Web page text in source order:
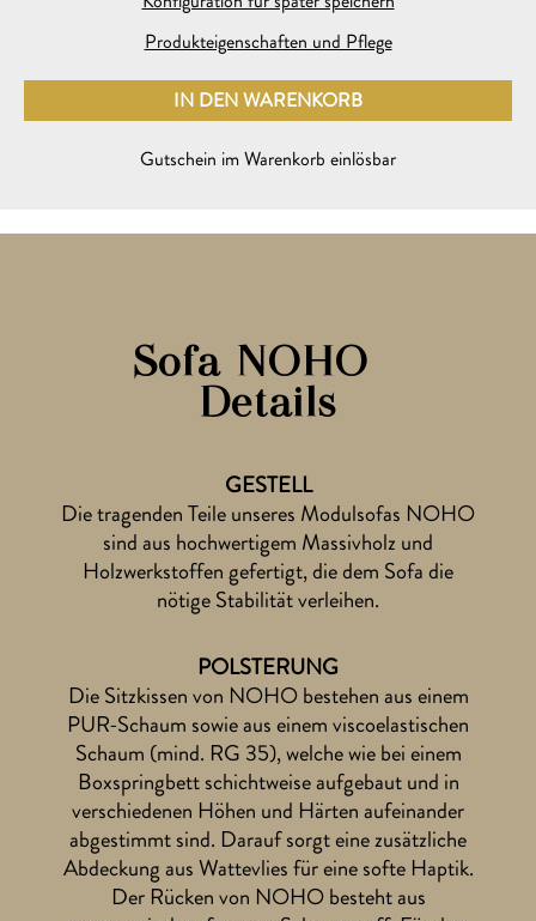
Gutscheinneu
Bitte Gutschein-Code mitschicken zur Bestellung des
MUSTER BESTELLEN
das ist kostenlos & unverbindlich
Produkteigenschaften und Pflege
IN DEN WARENKORB
Gutschein im Warenkorb einlösbar
Sofa NOHO –
Details
GESTELL
Die tragenden Teile unseres Modulsofas NOHO
sind aus hochwertigem Massivholz und
Holzwerkstoffen gefertigt, die dem Sofa die
nötige Stabilität verleihen.
POLSTERUNG
Die Sitzkissen von NOHO bestehen aus einem
PUR-Schaum sowie aus einem viscoelastischen
Schaum (mind. RG 35), welche wie bei einem
Boxspringbett schichtweise aufgebaut und in
verschiedenen Höhen und Härten aufeinander
abgestimmt sind. Darauf sorgt eine zusätzliche
Abdeckung aus Wattevlies für eine softe Haptik.
Der Rücken von NOHO besteht aus